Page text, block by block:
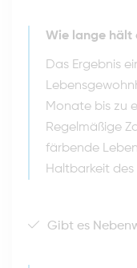
Wie lange hält
Das Ergebnis
Monate bis zu
Regelmäßige
färbende
Haltbarkeit des
Gibt es